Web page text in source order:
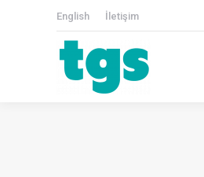
English İletişim